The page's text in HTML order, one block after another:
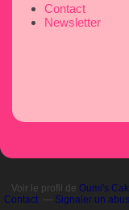
Contact
Newsletter
Voir le profil de Oumi's
Contact
Signaler un abus